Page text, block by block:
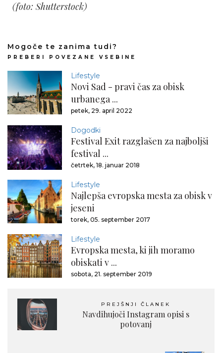
(foto: Shutterstock)
Mogoče te zanima tudi?
PREBERI POVEZANE VSEBINE
Lifestyle
Novi Sad - pravi čas za obisk
urbanega ...
petek, 29. april 2022
Dogodki
Festival Exit razglašen za najboljši
festival ...
četrtek, 18. januar 2018
Lifestyle
Najlepša evropska mesta za obisk v
jeseni
torek, 05. september 2017
Lifestyle
Evropska mesta, ki jih moramo
obiskati v ...
sobota, 21. september 2019
PREJŠNJI ČLANEK
Navdihujoči Instagram opisi s
potovanj